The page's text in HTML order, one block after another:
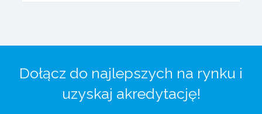
Dołącz do najlepszych na rynku i
uzyskaj akredytację!